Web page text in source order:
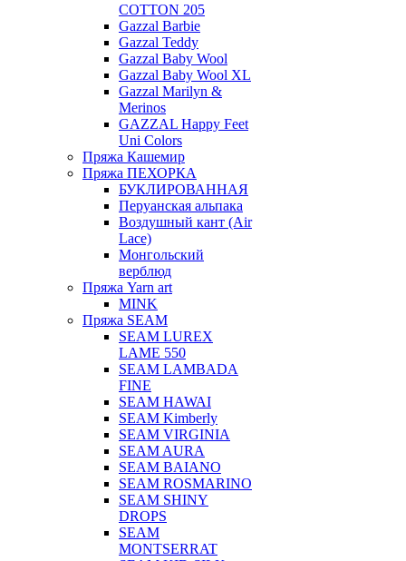
COTTON 205
Gazzal Barbie
Gazzal Teddy
Gazzal Baby Wool
Gazzal Baby Wool XL
Gazzal Marilyn &
Merinos
GAZZAL Happy Feet
Uni Colors
Пряжа Кашемир
Пряжа ПЕХОРКА
БУКЛИРОВАННАЯ
Перуанская альпака
Воздушный кант (Air
Lace)
Монгольский
верблюд
Пряжа Yarn art
MINK
Пряжа SEAM
SEAM LUREX
LAME 550
SEAM LAMBADA
FINE
SEAM HAWAI
SEAM Kimberly
SEAM VIRGINIA
SEAM AURA
SEAM BAIANO
SEAM ROSMARINO
SEAM SHINY
DROPS
SEAM
MONTSERRAT